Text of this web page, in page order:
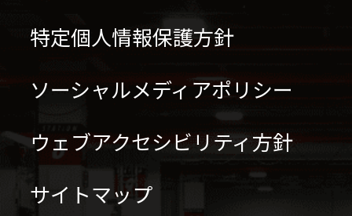
特定個人情報保護方針
ソーシャルメディアポリシー
ウェブアクセシビリティ方針
サイトマップ